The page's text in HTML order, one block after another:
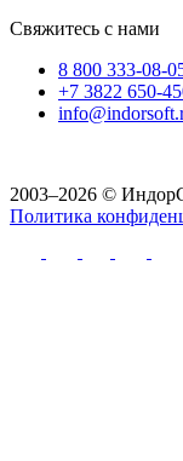
Свяжитесь с нами
8 800 333-08-
+7 3822 650-
2003–2026 ©
Политика